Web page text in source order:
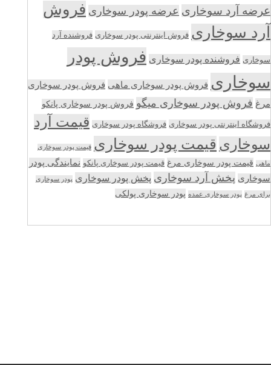
عرضه آرد سوخاری عرضه پودر سوخاری فروش
آرد سوخاری فروش اینترنتی پودر سوخاری فروشنده آرد
سوخاری فروشنده پودر سوخاری فروش پودر
سوخاری فروش پودر سوخاری ماهی فروش پودر سوخاری
مرغ فروش پودر سوخاری میگو فروش پودر سوخاری پانکو
فروشگاه اینترنتی پودر سوخاری فروشگاه پودر سوخاری قیمت آرد
سوخاری قیمت پودر سوخاری قیمت پودر سوخاری
ماهی قیمت پودر سوخاری مرغ قیمت پودر سوخاری پانکو نمایندگی پودر
سوخاری پخش آرد سوخاری پخش پودر سوخاری پودر سوخاری
برای مرغ پودر سوخاری عمده پودر سوخاری پولکی